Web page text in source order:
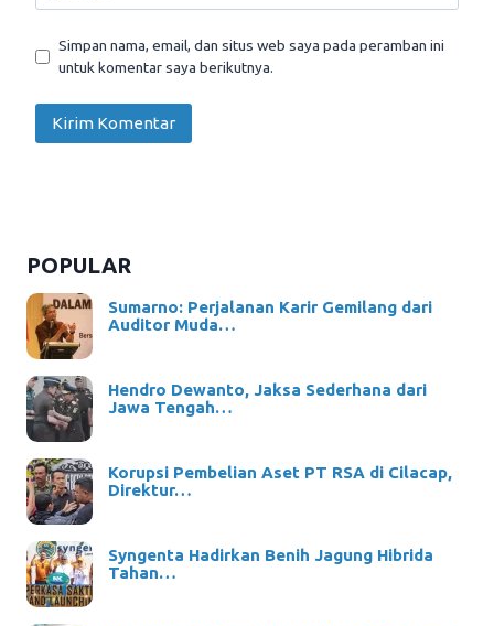
Simpan nama, email, dan situs web saya pada peramban ini
untuk komentar saya berikutnya.
POPULAR
Sumarno: Perjalanan Karir Gemilang dari
Auditor Muda…
Hendro Dewanto, Jaksa Sederhana dari
Jawa Tengah…
Korupsi Pembelian Aset PT RSA di Cilacap,
Direktur…
Syngenta Hadirkan Benih Jagung Hibrida
Tahan…